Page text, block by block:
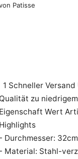
Patisse
1 Schneller
Qualität zu
Eigenschaft Wert
Highlights
- Durchmesser: 32cm
- Material: Stahl-